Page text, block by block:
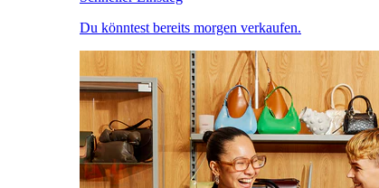
Du könntest bereits morgen verkaufen.